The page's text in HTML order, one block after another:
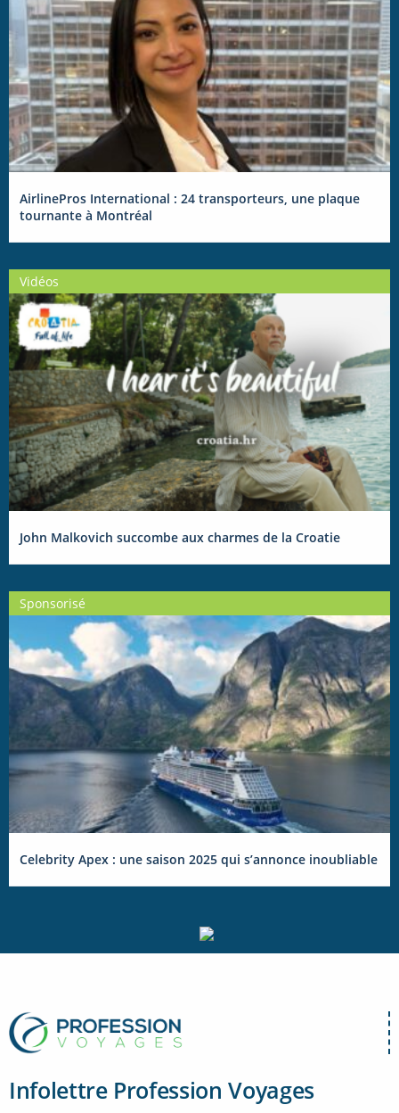
AirlinePros International : 24 transporteurs, une plaque
tournante à Montréal
Vidéos
John Malkovich succombe aux charmes de la Croatie
Sponsorisé
Celebrity Apex : une saison 2025 qui s’annonce inoubliable
Infolettre Profession Voyages